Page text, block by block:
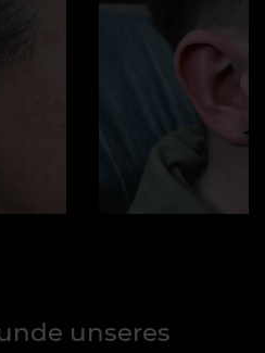
unseres